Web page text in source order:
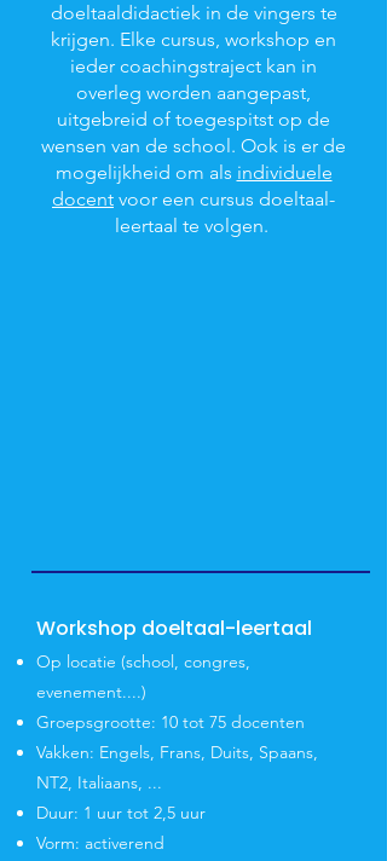
doeltaaldidactiek in de vingers te
krijgen. Elke cursus, workshop en
ieder coachingstraject kan in
overleg worden aangepast,
uitgebreid of toegespitst op de
wensen van de school. Ook is er de
mogelijkheid om als individuele
docent voor een cursus doeltaal-
leertaal te volgen.
Workshop doeltaal-leertaal
Op locatie (school, congres,
evenement....)
Groepsgrootte: 10 tot 75 docenten
Vakken: Engels, Frans, Duits, Spaans,
NT2, Italiaans, ...
Duur: 1 uur tot 2,5 uur
Vorm: activerend